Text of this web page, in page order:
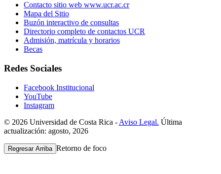
Contacto sitio web www.ucr.ac.cr
Mapa del Sitio
Buzón interactivo de consultas
Directorio completo de contactos UCR
Admisión, matrícula y horarios
Becas
Redes Sociales
Facebook Institucional
YouTube
Instagram
© 2026 Universidad de Costa Rica - Aviso Legal. Última
actualización: agosto, 2026
Regresar Arriba Retorno de foco